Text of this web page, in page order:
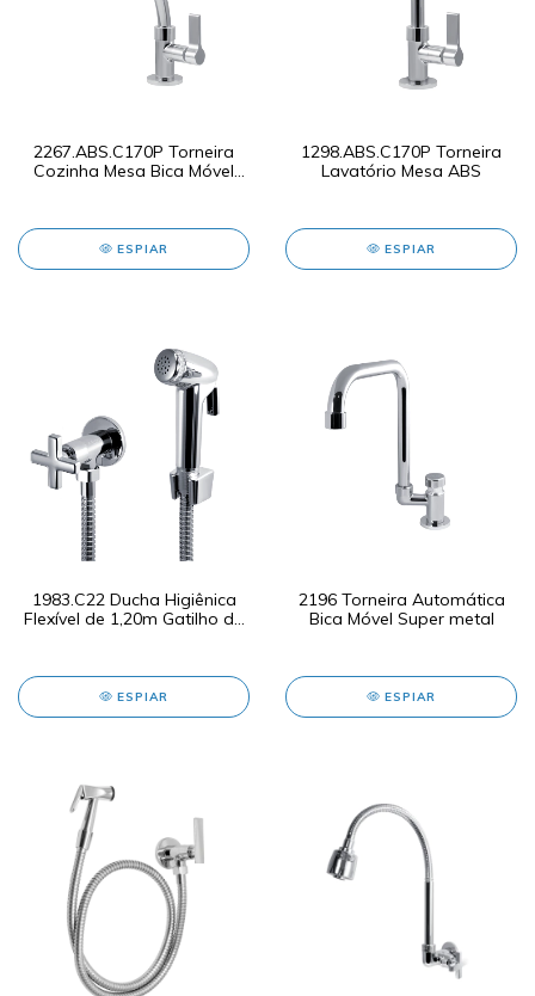
2267.ABS.C170P Torneira
Cozinha Mesa Bica Móvel
ESPIAR
1298.ABS.C170P Torneira
Lavatório Mesa ABS
ESPIAR
1983.C22 Ducha Higiênica
Flexível de 1,20m Gatilho de
ESPIAR
2196 Torneira Automática
Bica Móvel Super metal
ESPIAR